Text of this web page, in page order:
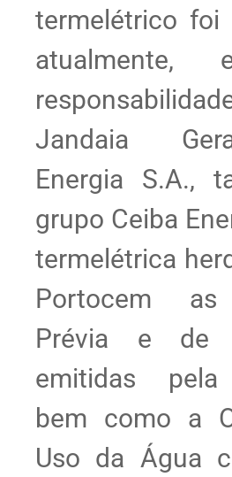
termelétrico foi
atualmente,
Jandaia
Energia S.A.,
grupo Ceiba
termelétrica
Portocem as
Prévia e de
emitidas pela
bem como a
Uso da Água